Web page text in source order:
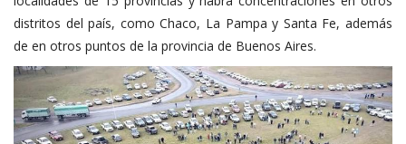
distritos del país, como Chaco, La Pampa y Santa Fe, además
de en otros puntos de la provincia de Buenos Aires.